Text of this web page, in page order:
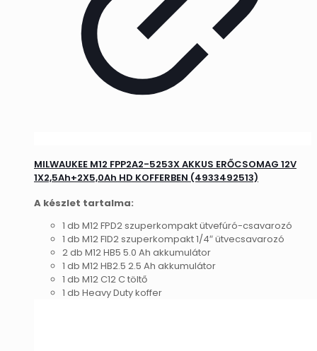
MILWAUKEE M12 FPP2A2-5253X AKKUS ERŐCSOMAG 12V
1X2,5Ah+2X5,0Ah HD KOFFERBEN (4933492513)
A készlet tartalma:
1 db M12 FPD2 szuperkompakt ütvefúró-csavarozó
1 db M12 FID2 szuperkompakt 1/4″ ütvecsavarozó
2 db M12 HB5 5.0 Ah akkumulátor
1 db M12 HB2.5 2.5 Ah akkumulátor
1 db M12 C12 C töltő
1 db Heavy Duty koffer